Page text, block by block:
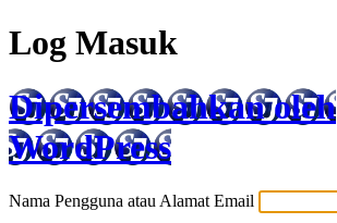
Log Masuk
Dipersembahkan oleh
WordPress
Nama Pengguna atau Alamat Email